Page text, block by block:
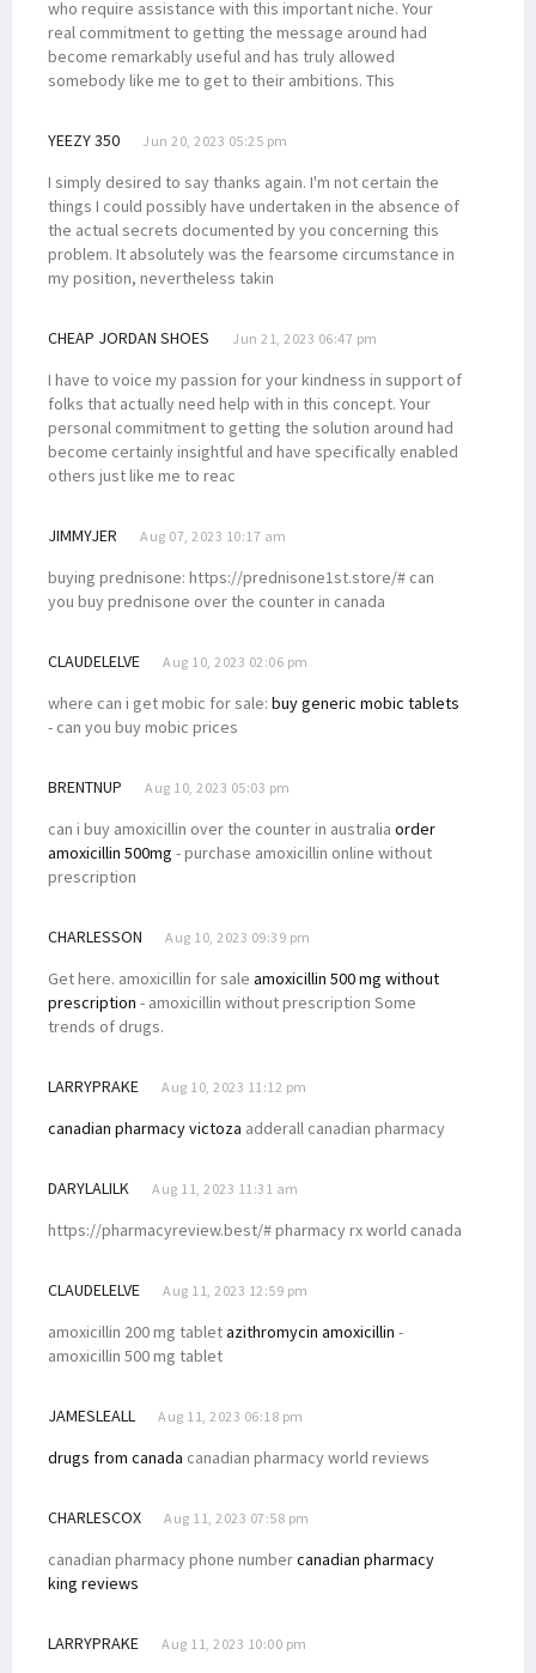
who require assistance with this important niche. Your
real commitment to getting the message around had
become remarkably useful and has truly allowed
somebody like me to get to their ambitions. This
YEEZY 350 Jun 20, 2023 05:25 pm
I simply desired to say thanks again. I'm not certain the
things I could possibly have undertaken in the absence of
the actual secrets documented by you concerning this
problem. It absolutely was the fearsome circumstance in
my position, nevertheless takin
CHEAP JORDAN SHOES Jun 21, 2023 06:47 pm
I have to voice my passion for your kindness in support of
folks that actually need help with in this concept. Your
personal commitment to getting the solution around had
become certainly insightful and have specifically enabled
others just like me to reac
JIMMYJER Aug 07, 2023 10:17 am
buying prednisone: https://prednisone1st.store/# can
you buy prednisone over the counter in canada
CLAUDELELVE Aug 10, 2023 02:06 pm
where can i get mobic for sale: buy generic mobic tablets
- can you buy mobic prices
BRENTNUP Aug 10, 2023 05:03 pm
can i buy amoxicillin over the counter in australia order
amoxicillin 500mg - purchase amoxicillin online without
prescription
CHARLESSON Aug 10, 2023 09:39 pm
Get here. amoxicillin for sale amoxicillin 500 mg without
prescription - amoxicillin without prescription Some
trends of drugs.
LARRYPRAKE Aug 10, 2023 11:12 pm
canadian pharmacy victoza adderall canadian pharmacy
DARYLALILK Aug 11, 2023 11:31 am
https://pharmacyreview.best/# pharmacy rx world canada
CLAUDELELVE Aug 11, 2023 12:59 pm
amoxicillin 200 mg tabletazithromycin amoxicillin -
amoxicillin 500 mg tablet
JAMESLEALL Aug 11, 2023 06:18 pm
drugs from canada canadian pharmacy world reviews
CHARLESCOX Aug 11, 2023 07:58 pm
canadian pharmacy phone numbercanadian pharmacy
king reviews
LARRYPRAKE Aug 11, 2023 10:00 pm